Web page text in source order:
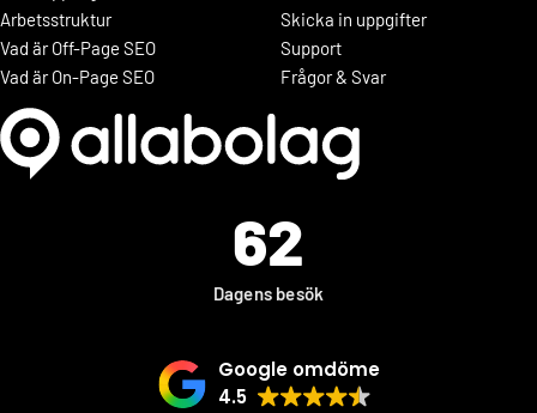
Arbetsstruktur
Vad är Off-Page SEO
Vad är On-Page SEO
Skicka in uppgifter
Support
Frågor & Svar
62
Dagens besök
Google omdöme
4.5